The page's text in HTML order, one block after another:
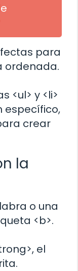
para
ordenada.
<ul> y <li>
específico,
crear
la
o una
<b>.
el